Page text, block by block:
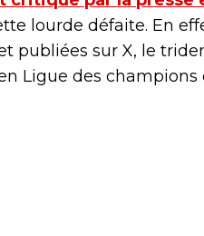
lourde défaite. En
publiées sur X, le
Ligue des champions